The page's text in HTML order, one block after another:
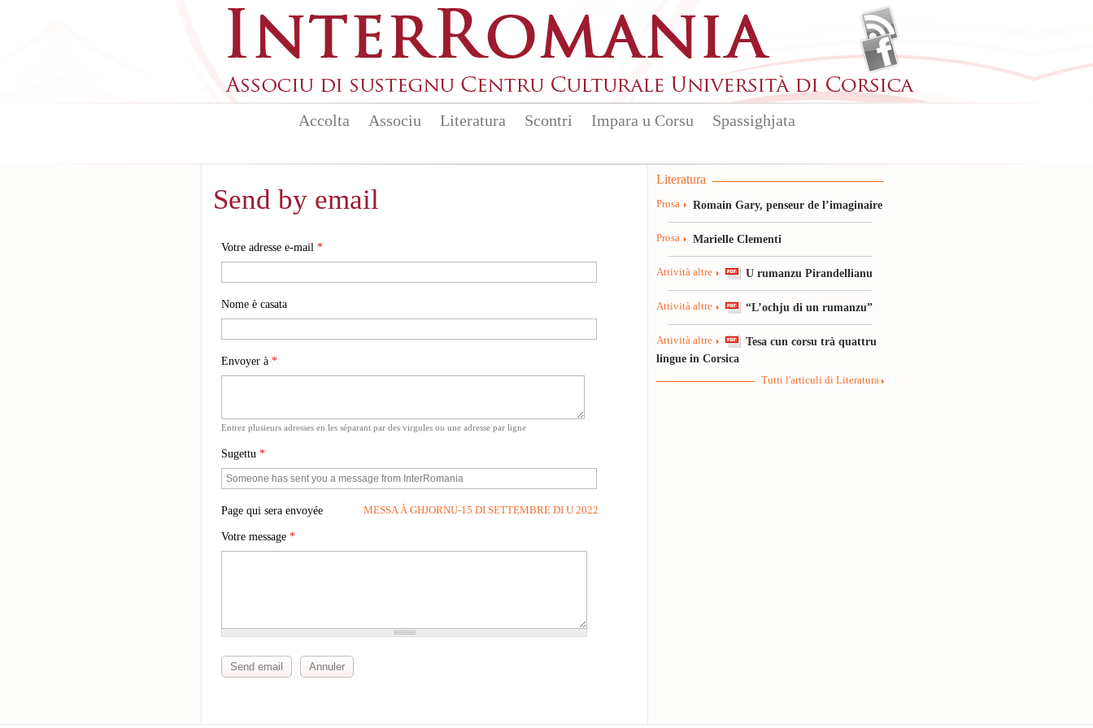
Accolta Associu Literatura Scontri Impara u Corsu Spassighjata
Send by email
Votre adresse e-mail *
Nome è casata
Envoyer à *
Entrez plusieurs adresses en les séparant par des virgules ou une adresse par ligne
Sugettu *
Page qui sera envoyée MESSA À GHJORNU-15 DI SETTEMBRE DI U 2022
Votre message *
Literatura
Prosa Romain Gary, penseur de l’imaginaire
Prosa Marielle Clementi
Attività altre U rumanzu Pirandellianu
Attività altre “L’ochju di un rumanzu”
Attività altre
Tesa cun corsu trà quattru
lingue in Corsica
Tutti l'articuli di Literatura